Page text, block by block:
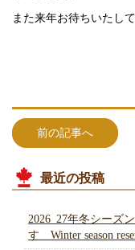
また来年お待ちいたし
前の記事へ
最近の投稿
2026_27年冬シーズ
す Winter season